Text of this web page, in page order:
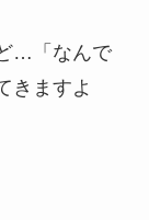
…「なんで
きますよ